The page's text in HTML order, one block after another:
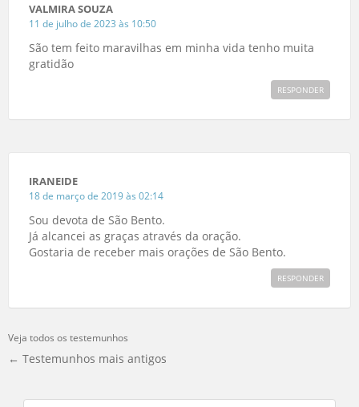
VALMIRA SOUZA
11 de julho de 2023 às 10:50
São tem feito maravilhas em minha vida tenho muita
gratidão
RESPONDER
IRANEIDE
18 de março de 2019 às 02:14
Sou devota de São Bento.
Já alcancei as graças através da oração.
Gostaria de receber mais orações de São Bento.
RESPONDER
Veja todos os testemunhos
← Testemunhos mais antigos